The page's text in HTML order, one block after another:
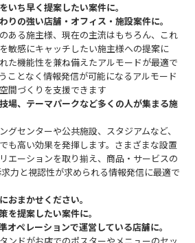
いち早く提案したい案件に。
りの強い店舗・オフィス・施設案件に。
ある施主様、現在の主流はもちろん、これ
敏感にキャッチしたい施主様への提案に
た機能性を兼ね備えたアルモードが最適で
ことなく情報発信が可能になるアルモード
間づくりを支援できます
場、テーマパークなど多くの人が集まる施
グセンターや公共施設、スタジアムなど、
も高い効果を発揮します。さまざまな設置
エーションを取り揃え、商品・サービスの
力と視認性が求められる情報発信に最適で
おまかせください。
を提案したい案件に。
オペレーションで運営している店舗に。